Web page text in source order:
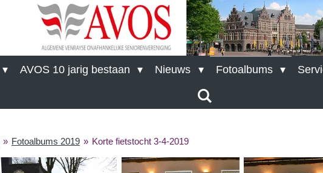
AVOS 10 jarig bestaan Nieuws Fotoalbums
» Fotoalbums 2019 » Korte fietstocht 3-4-2019